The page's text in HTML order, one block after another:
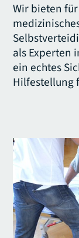
Wir bieten
als Experten
ein echtes
Hilfestellung